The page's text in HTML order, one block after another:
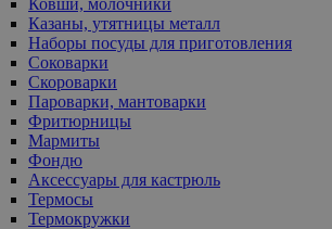
Казаны, утятницы металл
Наборы посуды для приготовления
Соковарки
Скороварки
Пароварки, мантоварки
Фритюрницы
Мармиты
Фондю
Аксессуары для кастрюль
Термосы
Термокружки